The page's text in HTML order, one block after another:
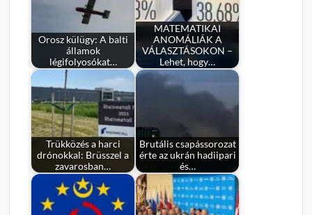
Orosz külügy: A balti
államok
légifolyosókat…
MATEMATIKAI
ANOMÁLIÁK A
VÁLASZTÁSOKON –
Lehet, hogy…
Trükközés a harci
drónokkal: Brüsszel a
zavarosban…
Brutális csapássorozat
érte az ukrán hadiipari
és…